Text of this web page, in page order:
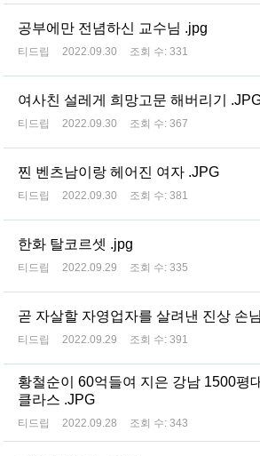
공부에만 전념하신 교수님 .jpg
티드립 2022.09.30 조회 수: 331
여사친 설레게 희망고문 해버리기
티드립 2022.09.30 조회 수: 367
찐 벤츠남이랑 헤어진 여자 .JPG
티드립 2022.09.30 조회 수: 381
한화 탈코르셋 .jpg
티드립 2022.09.29 조회 수: 335
곧 자살할 자영업자를 살려낸 진상 손
티드립 2022.09.29 조회 수: 391
황철순이 60억들여 지은 강남 1500평
클라스 .JPG
티드립 2022.09.28 조회 수: 343